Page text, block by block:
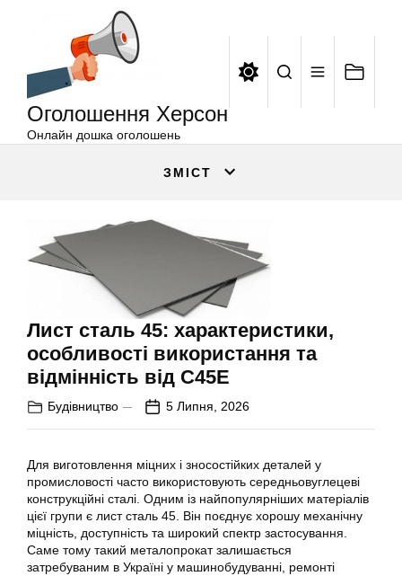
Оголошення Херсон
Онлайн дошка оголошень
ЗМІСТ
Лист сталь 45: характеристики,
особливості використання та
відмінність від C45E
Будівництво 5 Липня, 2026
Для виготовлення міцних і зносостійких деталей у
промисловості часто використовують середньовуглецеві
конструкційні сталі. Одним із найпопулярніших матеріалів
цієї групи є лист сталь 45. Він поєднує хорошу механічну
міцність, доступність та широкий спектр застосування.
Саме тому такий металопрокат залишається
затребуваним в Україні у машинобудуванні, ремонті